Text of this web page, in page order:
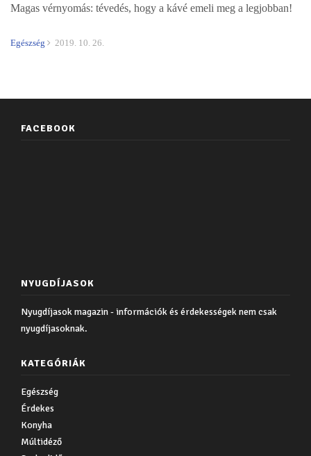
Magas vérnyomás: tévedés, hogy a kávé emeli meg a legjobban!
Egészség 2019. 10. 26.
FACEBOOK
NYUGDÍJASOK
Nyugdíjasok magazin - információk és érdekességek nem csak
nyugdíjasoknak.
KATEGÓRIÁK
Egészség
Érdekes
Konyha
Múltidéző